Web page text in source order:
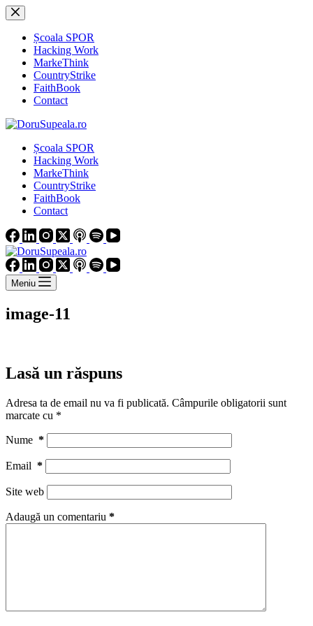
Sari
la
conținutȘcoala SPOR
Hacking Work
MarkeThink
CountryStrike
FaithBook
Contact
Școala SPOR
Hacking Work
MarkeThink
CountryStrike
FaithBook
Contact
Meniu
image-11
Lasă un răspuns
Adresa ta de email nu va fi publicată. Câmpurile obligatorii sunt
marcate cu *
Nume *
Email *
Site web
Adaugă un comentariu *